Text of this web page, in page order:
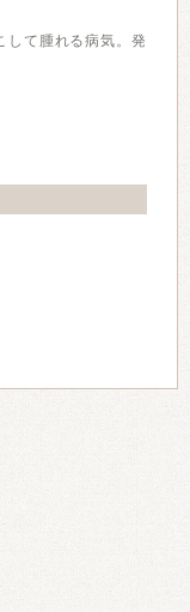
して腫れる病気。発